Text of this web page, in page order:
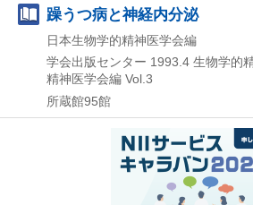
躁うつ病と神経内分泌
日本生物学的精神医学会編
学会出版センター 1993.4 生物学的
精神医学会編 Vol.3
所蔵館95館